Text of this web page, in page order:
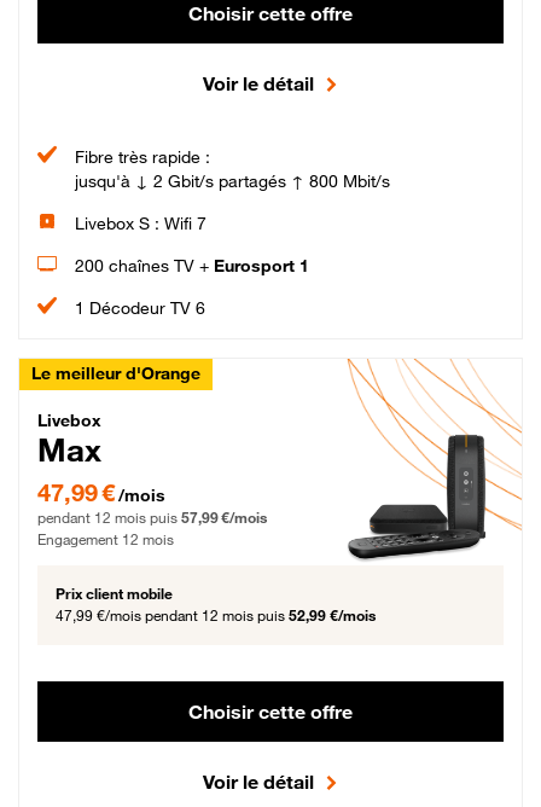
Choisir cette offre
Voir le détail
Fibre très rapide :
jusqu'à ↓ 2 Gbit/s partagés ↑ 800 Mbit/s
Livebox S : Wifi 7
200 chaînes TV + Eurosport 1
1 Décodeur TV 6
Le meilleur d'Orange
Livebox Max Fibre
Livebox
Max
47,99 € par mois pendant 12 mois puis 57,99 € par mois, Engagement 12 mois
47,99 €/mois
pendant 12 mois puis 57,99 €/mois
Engagement 12 mois
Prix client mobile
47,99 €/mois pendant 12 mois puis 52,99 €/mois
Choisir cette offre
Voir le détail